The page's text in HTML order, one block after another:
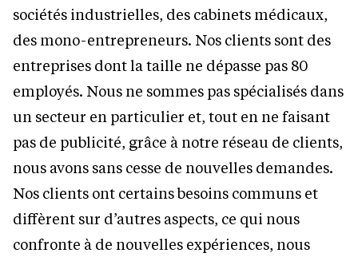
sociétés industrielles, des cabinets médicaux,
des mono-entrepreneurs. Nos clients sont des
entreprises dont la taille ne dépasse pas 80
employés. Nous ne sommes pas spécialisés dans
un secteur en particulier et, tout en ne faisant
pas de publicité, grâce à notre réseau de clients,
nous avons sans cesse de nouvelles demandes.
Nos clients ont certains besoins communs et
diffèrent sur d’autres aspects, ce qui nous
confronte à de nouvelles expériences, nous